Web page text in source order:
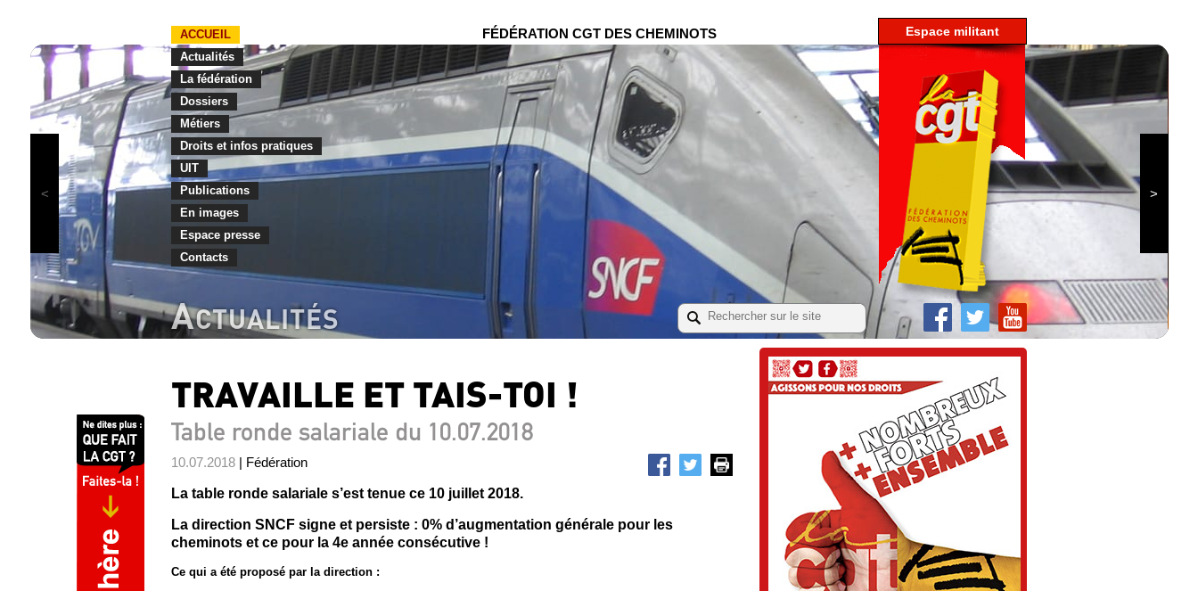
FÉDÉRATION CGT DES CHEMINOTS
ACCUEIL
Actualités
La fédération
Dossiers
Métiers
Droits et infos pratiques
UIT
Publications
En images
Espace presse
Contacts
espace militant
ACTUALITÉS
TRAVAILLE ET TAIS-TOI !
Table ronde salariale du 10.07.2018
10.07.2018 | Fédération
La table ronde salariale s’est tenue ce 10 juillet 2018.
La direction SNCF signe et persiste : 0% d’augmentation générale pour les
cheminots et ce pour la 4e année consécutive !
Ce qui a été proposé par la direction :